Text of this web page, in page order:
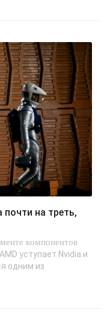
компонентов
уступает Nvidia и
одним из